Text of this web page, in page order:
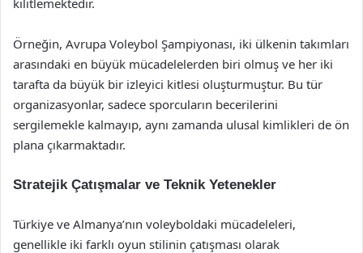
kilitlemektedir.
Örneğin, Avrupa Voleybol Şampiyonası, iki ülkenin takımları
arasındaki en büyük mücadelelerden biri olmuş ve her iki
tarafta da büyük bir izleyici kitlesi oluşturmuştur. Bu tür
organizasyonlar, sadece sporcuların becerilerini
sergilemekle kalmayıp, aynı zamanda ulusal kimlikleri de ön
plana çıkarmaktadır.
Stratejik Çatışmalar ve Teknik Yetenekler
Türkiye ve Almanya’nın voleyboldaki mücadeleleri,
genellikle iki farklı oyun stilinin çatışması olarak